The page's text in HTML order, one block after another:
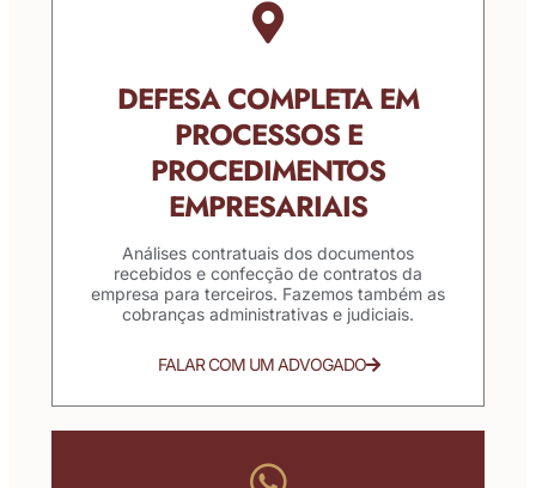
DEFESA COMPLETA EM
PROCESSOS E
PROCEDIMENTOS
EMPRESARIAIS
Análises contratuais dos documentos
recebidos e confecção de contratos da
empresa para terceiros. Fazemos também as
cobranças administrativas e judiciais.
FALAR COM UM ADVOGADO